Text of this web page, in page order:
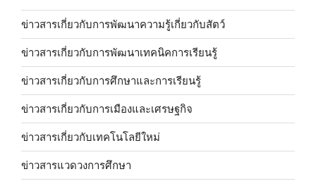
ข่าวสารเกี่ยวกับการพัฒนาความรู้เกี่ยวกับสัตว์
ข่าวสารเกี่ยวกับการพัฒนาเทคนิคการเรียนรู้
ข่าวสารเกี่ยวกับการศึกษาและการเรียนรู้
ข่าวสารเกี่ยวกับการเมืองและเศรษฐกิจ
ข่าวสารเกี่ยวกับเทคโนโลยีใหม่
ข่าวสารแวดวงการศึกษา